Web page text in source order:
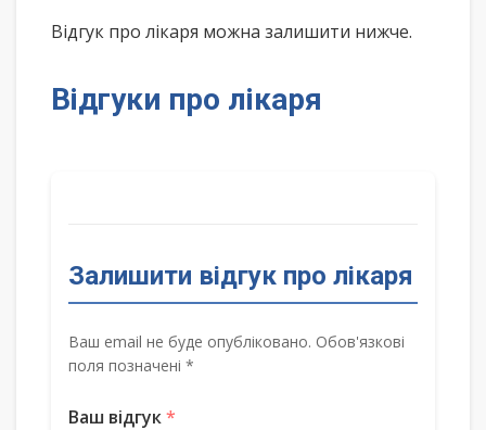
Відгук про лікаря можна залишити нижче.
Відгуки про лікаря
Залишити відгук про лікаря
Ваш email не буде опубліковано. Обов'язкові
поля позначені *
Ваш відгук*